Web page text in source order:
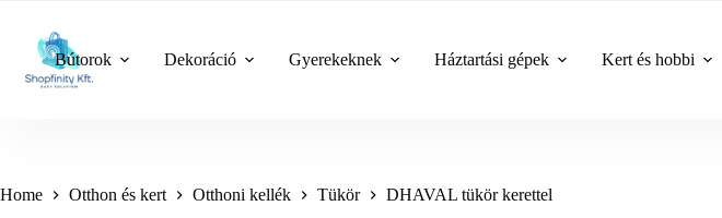
content
Bútorok Dekoráció Gyerekeknek Háztartási gépek Kert és hobbi
Home Otthon és kert Otthoni kellék Tükör DHAVAL tükör kerettel